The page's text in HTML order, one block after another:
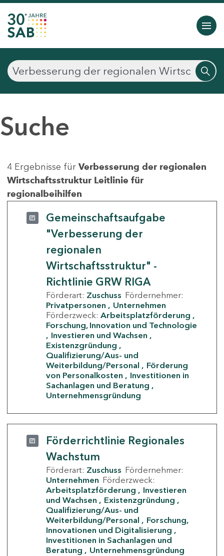
Suche
4 Ergebnisse für Verbesserung der regionalen
Wirtschaftsstruktur Leitlinie für
regionalbeihilfen
Gemeinschaftsaufgabe
"Verbesserung der
regionalen
Wirtschaftsstruktur" -
Richtlinie GRW RIGA
Förderart: Zuschuss Fördernehmer:
Privatpersonen
Unternehmen
Förderzweck: Arbeitsplatzförderung
Forschung, Innovation und Technologie
Investieren und Wachsen
Existenzgründung
Qualifizierung/Aus- und
Weiterbildung/Personal
Förderung
von Personalkosten
Investitionen in
Sachanlagen und Beratung
Unternehmensgründung
Förderrichtlinie Regionales
Wachstum
Förderart: Zuschuss Fördernehmer:
Unternehmen Förderzweck:
Arbeitsplatzförderung
Investieren
und Wachsen
Existenzgründung
Qualifizierung/Aus- und
Weiterbildung/Personal
Forschung,
Innovationen und Digitalisierung
Investitionen in Sachanlagen und
Beratung
Unternehmensgründung